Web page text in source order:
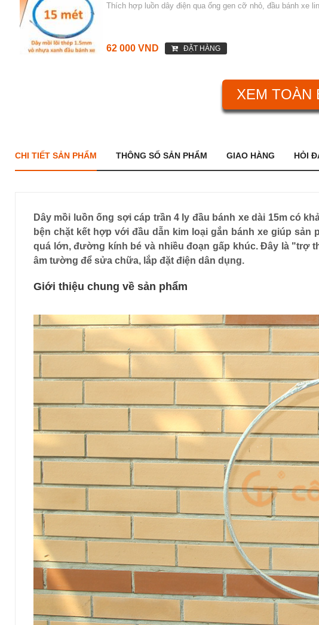
Thích hợp luồn dây điện qua ống gen cỡ nhỏ, đầu bánh xe
62 000 VND ĐẶT HÀNG
XEM
CHI TIẾT SẢN PHẨM THÔNG SỐ SẢN PHẨM GIAO HÀNG HỎI
Dây mồi luồn ống sợi cáp trần 4 ly đầu bánh xe dài 15m có
bện chặt kết hợp với đầu dẫn kim loại gắn bánh xe giúp
quá lớn, đường kính bé và nhiều đoạn gấp khúc. Đây là
âm tường để sửa chữa, lắp đặt điện dân dụng.
Giới thiệu chung về sản phẩm